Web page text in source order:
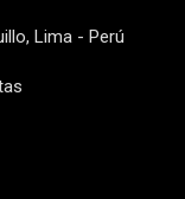
Lima - Perú